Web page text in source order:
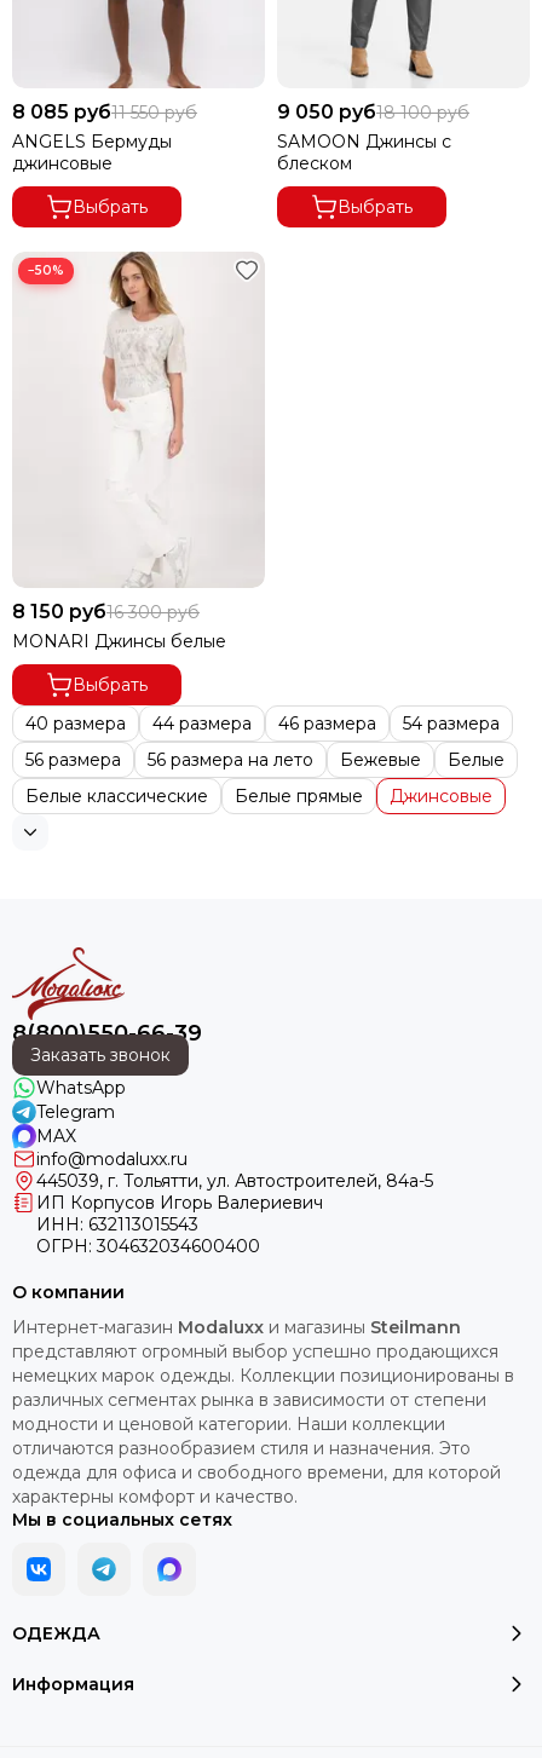
8 085 руб11 550 руб
ANGELS Бермуды
джинсовые
Выбрать
9 050 руб18 100 руб
SAMOON Джинсы с
блеском
Выбрать
−50%
8 150 руб16 300 руб
MONARI Джинсы белые
Выбрать
40 размера
44 размера 46 размера
54 размера
56 размера
56 размера на лето Бежевые
Белые
Белые классические
Белые прямые Джинсовые
8(800)550-66-39
Заказать звонок
WhatsApp
Telegram
MAX
info@modaluxx.ru
445039, г. Тольятти, ул. Автостроителей, 84а-5
ИП Корпусов Игорь Валериевич
ИНН: 632113015543
ОГРН: 304632034600400
ОДЕЖДА
Информация
О компании
Интернет-магазин Modaluxx и магазины Steilmann
представляют огромный выбор успешно продающихся
немецких марок одежды. Коллекции позиционированы в
различных сегментах рынка в зависимости от степени
модности и ценовой категории. Наши коллекции
отличаются разнообразием стиля и назначения. Это
одежда для офиса и свободного времени, для которой
характерны комфорт и качество.
Мы в социальных сетях